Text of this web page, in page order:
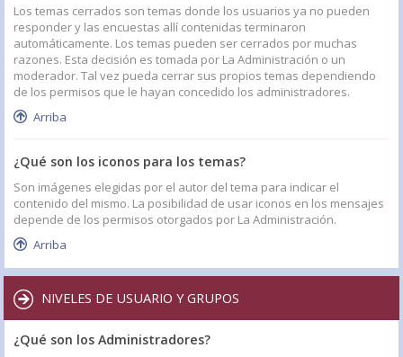
Los temas cerrados son temas donde los usuarios ya no pueden
responder y las encuestas allí contenidas terminaron
automáticamente. Los temas pueden ser cerrados por muchas
razones. Esta decisión es tomada por La Administración o un
moderador. Tal vez pueda cerrar sus propios temas dependiendo
de los permisos que le hayan concedido los administradores.
Arriba
¿Qué son los iconos para los temas?
Son imágenes elegidas por el autor del tema para indicar el
contenido del mismo. La posibilidad de usar iconos en los mensajes
depende de los permisos otorgados por La Administración.
Arriba
NIVELES DE USUARIO Y GRUPOS
¿Qué son los Administradores?